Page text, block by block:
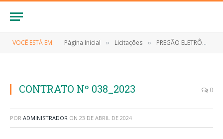
VOCÊ ESTÁ EM: Página Inicial » Licitações » PREGÃO ELETRÔNICO Nº 003/2023-SRP (CONTRATAÇÃO DE EMPRESA PARA PRESTAÇÃO DE SERVIÇOS DE MANUTENÇÃO PREVENTIVA E CORRETIVA COM REPOSIÇÃO DE PEÇAS PARA OS VEÍCULOS PERTENCENTES A SECRETARIA DE SAÚDE DO MUNICÍPIO DE ANAPURUS/MA)
CONTRATO Nº 038_2023 0
POR ADMINISTRADOR ON 23 DE ABRIL DE 2024